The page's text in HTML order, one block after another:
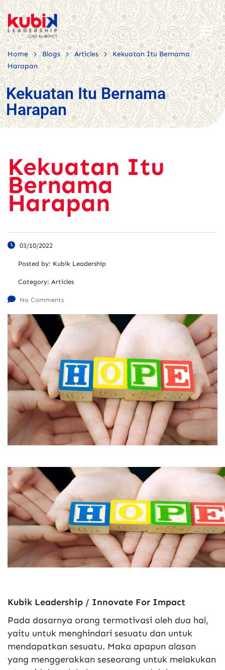
Home > Blogs > Articles >
Kekuatan Itu Bernama
Harapan
Kekuatan Itu Bernama
Harapan
Kekuatan Itu
Bernama
Harapan
03/10/2022
Posted by: Kubik Leadership
Category: Articles
No Comments
Kubik Leadership / Innovate For Impact
Pada dasarnya orang termotivasi oleh dua hal,
yaitu untuk menghindari sesuatu dan untuk
mendapatkan sesuatu. Maka apapun alasan
yang menggerakkan seseorang untuk melakukan